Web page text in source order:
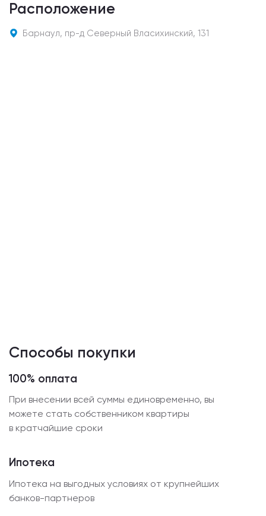
Расположение
Барнаул, пр-д Северный Власихинский, 131
Способы покупки
100% оплата
При внесении всей суммы единовременно, вы
можете стать собственником квартиры
в кратчайшие сроки
Ипотека
Ипотека на выгодных условиях от крупнейших
банков-партнеров